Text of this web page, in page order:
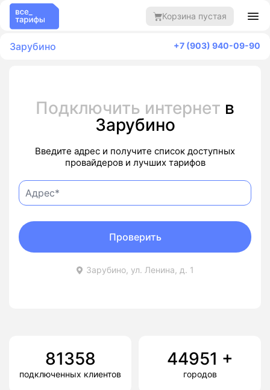
Корзина пустая
Зарубино +7 (903) 940-09-90
Подключить интернет в
Зарубино
Введите адрес и получите список доступных
провайдеров и лучших тарифов
Зарубино, ул. Ленина, д. 1
Проверить
81358
подключенных клиентов
44951 +
городов